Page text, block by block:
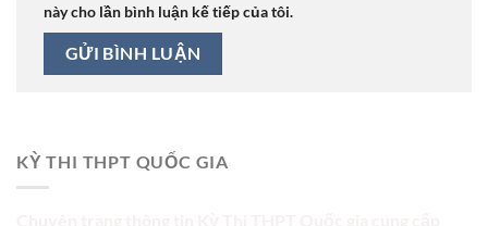
này cho lần bình luận kế tiếp của tôi.
KỲ THI THPT QUỐC GIA